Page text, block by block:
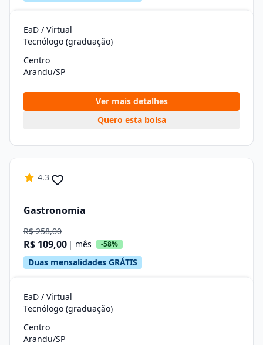
EaD / Virtual
Tecnólogo (graduação)
Centro
Arandu/SP
Ver mais detalhes
Quero esta bolsa
4.3
Gastronomia
R$ 258,00
R$ 109,00 | mês -58%
Duas mensalidades GRÁTIS
EaD / Virtual
Tecnólogo (graduação)
Centro
Arandu/SP